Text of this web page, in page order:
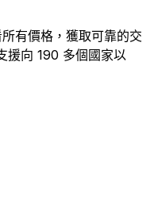
有價格，獲取可靠的交
援向 190 多個國家以